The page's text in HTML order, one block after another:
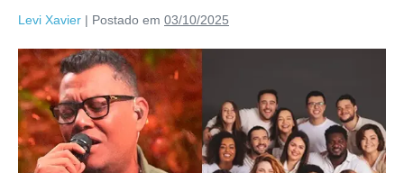
Levi Xavier | Postado em 03/10/2025